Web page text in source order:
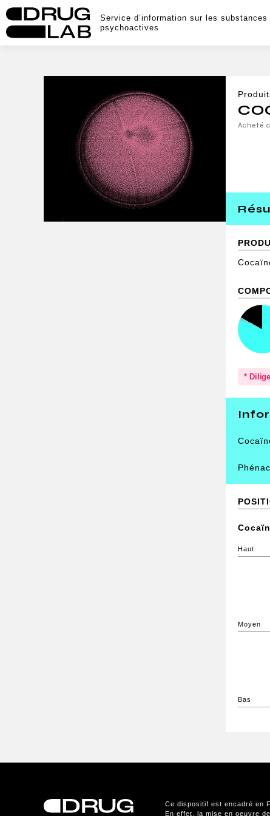
Service d’information sur les substances
psychoactives
Acheté
*
Haut
Moyen
Bas
Ce dispositif est encadré en
En effet, la mise en oeuvre